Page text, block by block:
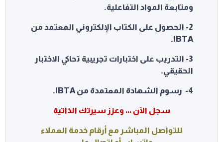
ومتابعة المواد التفاعلية.
2- الحصول على الكتاب الإلكتروني المعتمد من
IBTA.
3- التدريب على اختبارات تجريبية تحاكي الاختبار
الحقيقي.
4- رسوم الشهادة المعتمدة من IBTA.
سجل الآن ،،، وعزز سيرتك الذاتية
للتواصل المباشر مع أرقام خدمة العملاء